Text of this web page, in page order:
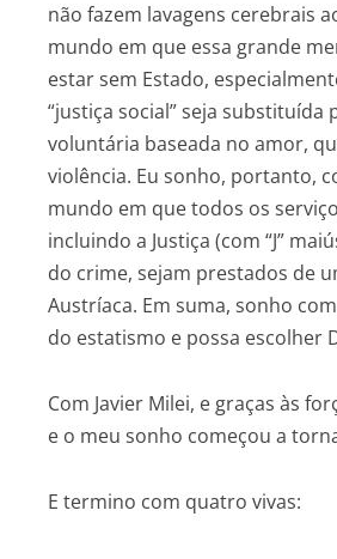
não fazem lavagens cerebrais
mundo em que essa grande
estar sem Estado,
“justiça social” seja
voluntária baseada no amor,
violência. Eu sonho, portanto,
mundo em que todos os
incluindo a Justiça (com “J”
do crime, sejam prestados de
Austríaca. Em suma, sonho
do estatismo e possa escolher
Com Javier Milei, e graças às
e o meu sonho começou a
E termino com quatro vivas: